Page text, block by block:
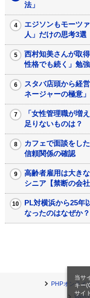
当サ
キー
サイ
法」
エジソンもモーツ
人」だけの思考3選
西村知美さんが取
性格でも続く」勉
スタバ店頭から経
ネージャーの極意」
「女性管理職が増
足りないものは？
カフェで面談をし
信頼関係の確認
高齢者雇用は大き
シニア【禁断の会社
PL対横浜から25年
なったのはなぜか？
PHPオンライ